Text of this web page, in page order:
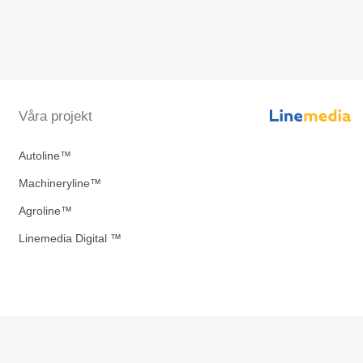
Våra projekt
Autoline™
Machineryline™
Agroline™
Linemedia Digital ™